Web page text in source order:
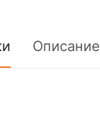
Описание